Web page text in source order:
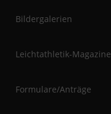
Bildergalerien
Leichtathletik-Magazine
Formulare/Anträge